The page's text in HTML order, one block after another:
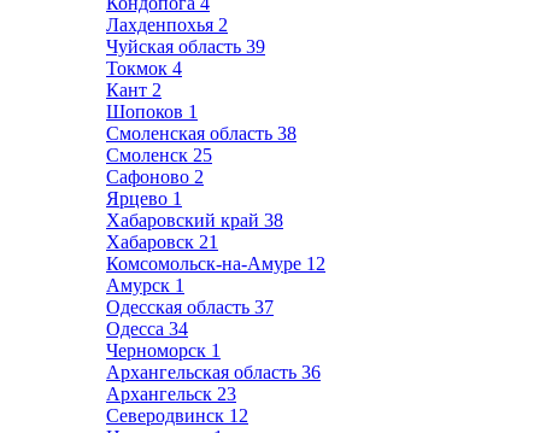
Лахденпохья 2
Чуйская область 39
Токмок 4
Кант 2
Шопоков 1
Смоленская область 38
Смоленск 25
Сафоново 2
Ярцево 1
Хабаровский край 38
Хабаровск 21
Комсомольск-на-Амуре 12
Амурск 1
Одесская область 37
Одесса 34
Черноморск 1
Архангельская область 36
Архангельск 23
Северодвинск 12